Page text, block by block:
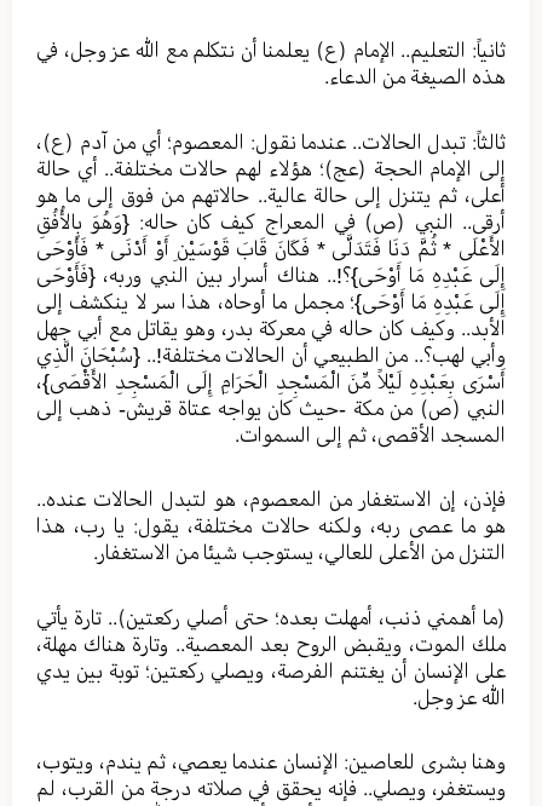
ثانياً: التعليم.. الإمام (ع) يعلمنا أن نتكلم مع الله عز وجل، في
هذه الصيغة من الدعاء.
ثالثاً: تبدل الحالات.. عندما نقول: المعصوم؛ أي من آدم (ع)،
إلى الإمام الحجة (عج)؛ هؤلاء لهم حالات مختلفة.. أي حالة
أعلى، ثم يتنزل إلى حالة عالية.. حالاتهم من فوق إلى ما هو
أرقى.. النبي (ص) في المعراج كيف كان حاله: {وَهُوَ بِالأُفُقِ
الأَعْلَى * ثُمَّ دَنَا فَتَدَلَّى * فَكَانَ قَابَ قَوْسَيْنِ أَوْ أَدْنَى * فَأَوْحَى
إِلَى عَبْدِهِ مَا أَوْحَى}؟!.. هناك أسرار بين النبي وربه، {فَأَوْحَى
إِلَى عَبْدِهِ مَا أَوْحَى}؛ مجمل ما أوحاه، هذا سر لا ينكشف إلى
الأبد.. وكيف كان حاله في معركة بدر، وهو يقاتل مع أبي جهل
وأبي لهب؟.. من الطبيعي أن الحالات مختلفة!.. {سُبْحَانَ الَّذِي
أَسْرَى بِعَبْدِهِ لَيْلاً مِّنَ الْمَسْجِدِ الْحَرَامِ إِلَى الْمَسْجِدِ الأَقْصَى}،
النبي (ص) من مكة -حيث كان يواجه عتاة قريش- ذهب إلى
المسجد الأقصى، ثم إلى السموات.
فإذن، إن الاستغفار من المعصوم، هو لتبدل الحالات عنده..
هو ما عصى ربه، ولكنه حالات مختلفة، يقول: يا رب، هذا
التنزل من الأعلى للعالي، يستوجب شيئا من الاستغفار.
(ما أهمني ذنب، أمهلت بعده؛ حتى أصلي ركعتين).. تارة يأتي
ملك الموت، ويقبض الروح بعد المعصية.. وتارة هناك مهلة،
على الإنسان أن يغتنم الفرصة، ويصلي ركعتين؛ توبة بين يدي
الله عز وجل.
وهنا بشرى للعاصين: الإنسان عندما يعصي، ثم يندم، ويتوب،
ويستغفر، ويصلي.. فإنه يحقق في صلاته درجة من القرب، لم